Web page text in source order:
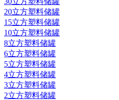
20立方塑料储罐
15立方塑料储罐
10立方塑料储罐
8立方塑料储罐
6立方塑料储罐
5立方塑料储罐
4立方塑料储罐
3立方塑料储罐
2立方塑料储罐